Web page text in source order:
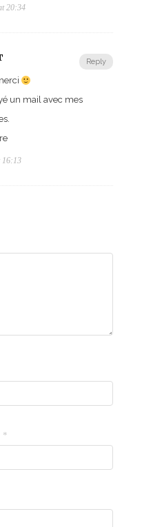
20:34
Reply
un mail avec mes
16:13
*